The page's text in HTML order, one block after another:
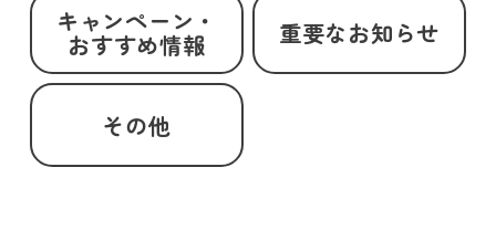
キャンペーン・
おすすめ情報 重要なお知らせ
その他